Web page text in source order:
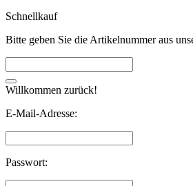
Schnellkauf
Bitte geben Sie die Artikelnummer aus
Willkommen zurück!
E-Mail-Adresse:
Passwort: